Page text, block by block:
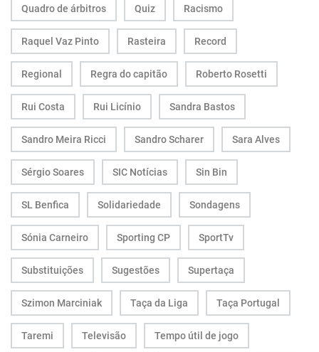
Quadro de árbitros Quiz Racismo
Raquel Vaz Pinto Rasteira Record
Regional Regra do capitão Roberto Rosetti
Rui Costa Rui Licínio Sandra Bastos
Sandro Meira Ricci Sandro Scharer Sara Alves
Sérgio Soares SIC Notícias Sin Bin
SL Benfica Solidariedade Sondagens
Sónia Carneiro Sporting CP SportTv
Substituições Sugestões Supertaça
Szimon Marciniak Taça da Liga Taça Portugal
Taremi Televisão Tempo útil de jogo